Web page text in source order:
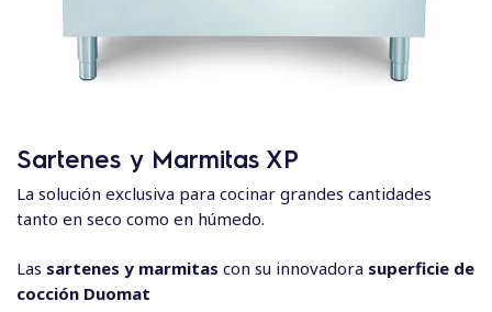
Sartenes y Marmitas XP
La solución exclusiva para cocinar grandes cantidades
tanto en seco como en húmedo.
Las sartenes y marmitas con su innovadora superficie de
cocción Duomat